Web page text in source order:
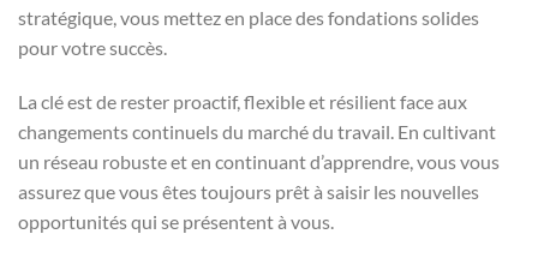
stratégique, vous mettez en place des fondations solides
pour votre succès.
La clé est de rester proactif, flexible et résilient face aux
changements continuels du marché du travail. En cultivant
un réseau robuste et en continuant d’apprendre, vous vous
assurez que vous êtes toujours prêt à saisir les nouvelles
opportunités qui se présentent à vous.